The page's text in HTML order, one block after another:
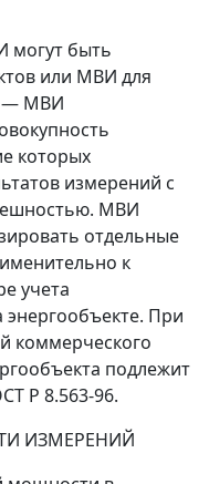
могут быть
или МВИ для
— МВИ
которых
измерений с
МВИ
отдельные
к
учета
При
коммерческого
подлежит
Р 8.563-96.
ИЗМЕРЕНИЙ